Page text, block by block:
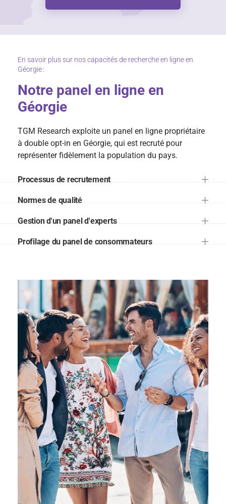
En savoir plus sur nos capacités de recherche en ligne en
Géorgie :
Notre panel en ligne en
Géorgie
TGM Research exploite un panel en ligne propriétaire
à double opt-in en Géorgie, qui est recruté pour
représenter fidèlement la population du pays.
Processus de recrutement
Normes de qualité
Gestion d'un panel d'experts
Profilage du panel de consommateurs